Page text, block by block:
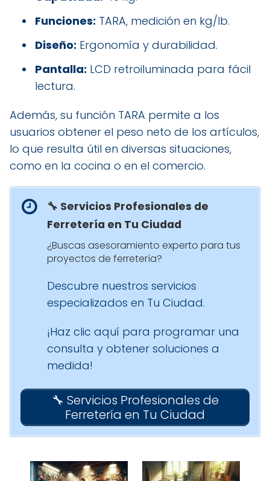
Funciones: TARA, medición en kg/lb.
Diseño: Ergonomía y durabilidad.
Pantalla: LCD retroiluminada para fácil
lectura.
Además, su función TARA permite a los
usuarios obtener el peso neto de los artículos,
lo que resulta útil en diversas situaciones,
como en la cocina o en el comercio.
🔧 Servicios Profesionales de
Ferretería en Tu Ciudad
¿Buscas asesoramiento experto para tus
proyectos de ferretería?
Descubre nuestros servicios
especializados en Tu Ciudad.
¡Haz clic aquí para programar una
consulta y obtener soluciones a
medida!
🔧 Servicios Profesionales de
Ferretería en Tu Ciudad